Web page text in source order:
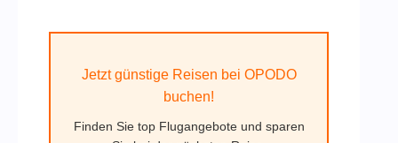
Jetzt günstige Reisen bei OPODO
buchen!
Finden Sie top Flugangebote und sparen